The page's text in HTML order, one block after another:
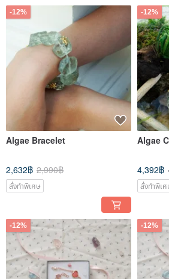
-12%
Algae Bracelet
2,632฿ 2,990฿
สั่งทำพิเศษ
-12%
Algae
4,392฿
สั่งทำพิเ
-12% -12%